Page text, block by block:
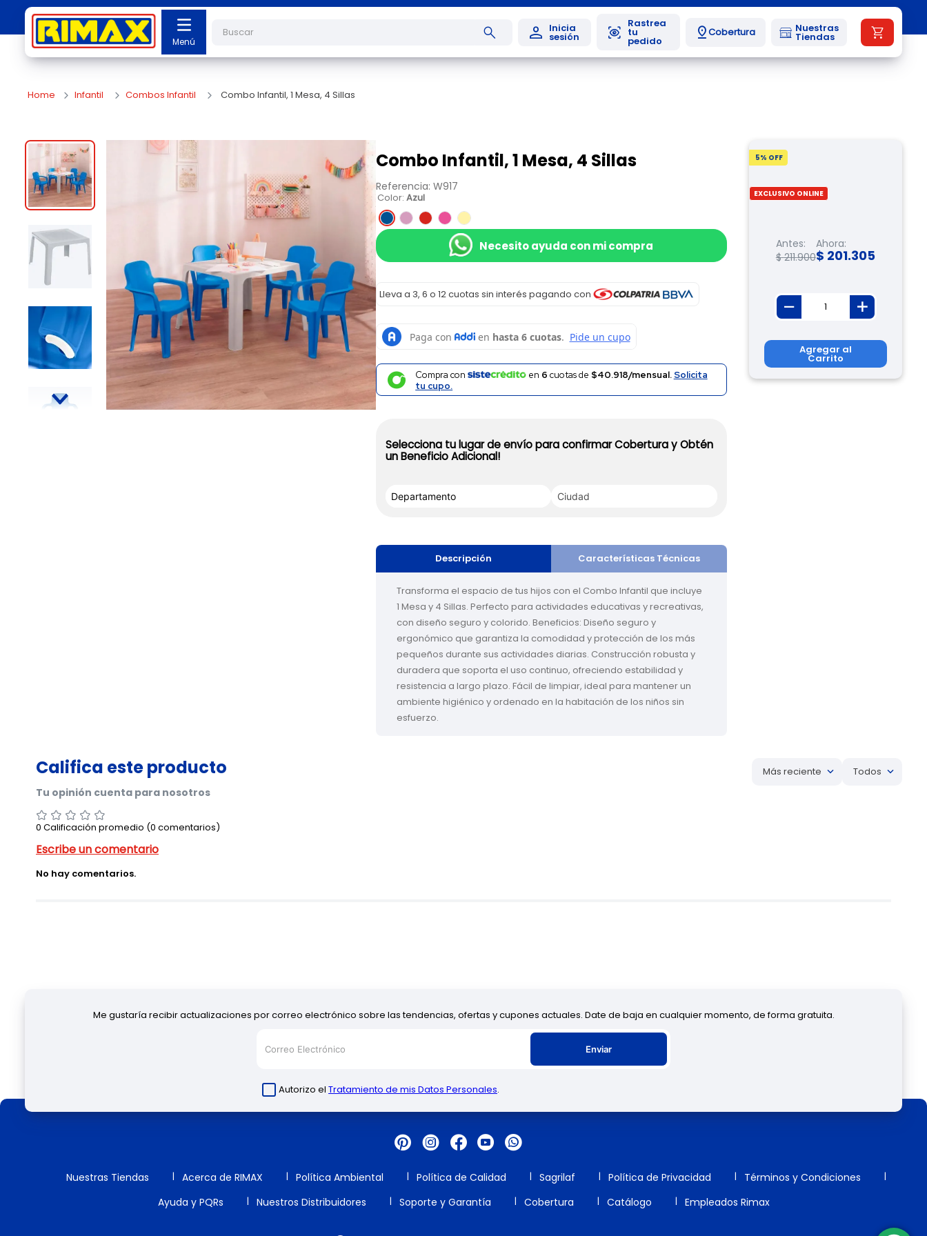
Cobertura Nuestras
Tiendas
Infantil Combos Infantil Combo Infantil, 1 Mesa, 4 Sillas
Combo Infantil, 1 Mesa, 4 Sillas
Referencia: W917
Color: Azul
Necesito ayuda con mi compra
Lleva a 3, 6 o 12 cuotas sin interés pagando con
Compra con en 6 cuotas de $40.918/mensual.Solicita
tu cupo.
Selecciona tu lugar de envío para confirmar Cobertura y Obtén
un Beneficio Adicional!
Descripción Características Técnicas
Transforma el espacio de tus hijos con el Combo Infantil que incluye
1 Mesa y 4 Sillas. Perfecto para actividades educativas y recreativas,
con diseño seguro y colorido. Beneficios: Diseño seguro y
ergonómico que garantiza la comodidad y protección de los más
pequeños durante sus actividades diarias. Construcción robusta y
duradera que soporta el uso continuo, ofreciendo estabilidad y
resistencia a largo plazo. Fácil de limpiar, ideal para mantener un
ambiente higiénico y ordenado en la habitación de los niños sin
esfuerzo.
5% OFF
EXCLUSIVO ONLINE
Antes:
$ 211.900
Ahora:
$ 201.305
Agregar al
Carrito
0 Calificación promedio (0 comentarios)
Más reciente Todos
No hay comentarios.
Me gustaría recibir actualizaciones por correo electrónico sobre las tendencias, ofertas y cupones actuales. Date de baja en cualquier momento, de forma gratuita.
Enviar
Autorizo el Tratamiento de mis Datos Personales.
Nuestras Tiendas Acerca de RIMAX Política Ambiental Política de Calidad Sagrilaf Política de Privacidad
Términos y Condiciones
Ayuda y PQRs
Nuestros Distribuidores Soporte y Garantía Cobertura Catálogo Empleados Rimax